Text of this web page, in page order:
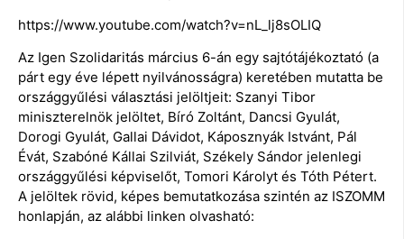
https://www.youtube.com/watch?v=nL_lj8sOLIQ
Az Igen Szolidaritás március 6-án egy sajtótájékoztató (a
párt egy éve lépett nyilvánosságra) keretében mutatta be
országgyűlési választási jelöltjeit: Szanyi Tibor
miniszterelnök jelöltet, Bíró Zoltánt, Dancsi Gyulát,
Dorogi Gyulát, Gallai Dávidot, Káposznyák Istvánt, Pál
Évát, Szabóné Kállai Szilviát, Székely Sándor jelenlegi
országgyűlési képviselőt, Tomori Károlyt és Tóth Pétert.
A jelöltek rövid, képes bemutatkozása szintén az ISZOMM
honlapján, az alábbi linken olvasható: